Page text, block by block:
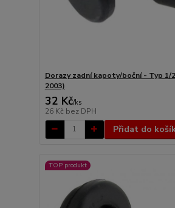
Dorazy zadní kapoty/boční - Typ 1/
2003)
32 Kč/ks
26 Kč bez DPH
Přidat do
TOP produkt